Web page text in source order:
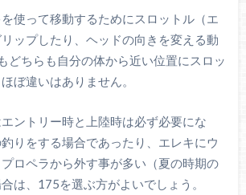
使って移動するためにスロットル（エ
ップしたり、ヘッドの向きを変える動
どちらも自分の体から近い位置にスロッ
ぼ違いはありません。
ントリー時と上陸時は必ず必要にな
りをする場合であったり、エレキにウ
ロペラから外す事が多い（夏の時期の
は、175を選ぶ方がよいでしょう。